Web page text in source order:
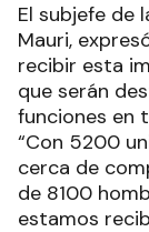
El subjefe de
Mauri,
recibir esta
que serán
funciones en
“Con 5200
cerca de
de 8100
estamos